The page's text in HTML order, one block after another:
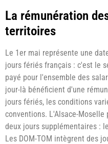
La rémunération
territoires
Le 1er mai représente une
jours fériés français : c'est le
payé pour l'ensemble des
jour-là bénéficient d'une
jours fériés, les conditions
conventions. L'Alsace-
deux jours supplémentaires :
Les DOM-TOM intègrent des